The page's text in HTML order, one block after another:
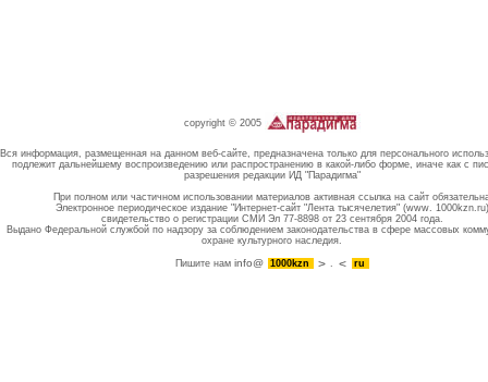
copyright © 2005
Вся информация, размещенная на данном веб-сайте, предназначена только для персонального
подлежит дальнейшему воспроизведению или распространению в какой-либо форме, иначе как с
разрешения редакции ИД "Парадигма"
При полном или частичном использовании материалов активная ссылка на сайт
Электронное периодическое издание "Интернет-сайт "Лента тысячелетия" (www. 1000kzn.ru)
свидетельство о регистрации СМИ Эл 77-8898 от 23 сентября 2004 года.
Выдано Федеральной службой по надзору за соблюдением законодательства в сфере массовых
охране культурного наследия.
Пишите намinfo@ 1000kzn . ru